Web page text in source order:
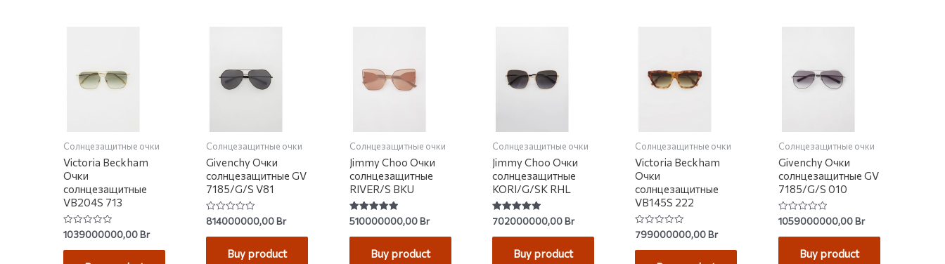
Солнцезащитные очки
Victoria Beckham
Очки
солнцезащитные
VB204S 713
Rated
0
out
1039000000,00Br
Солнцезащитные очки
Givenchy Очки
солнцезащитные GV
7185/G/S V81
Rated
0
out
814000000,00Br
Buy product
Солнцезащитные очки
Jimmy Choo Очки
солнцезащитные
RIVER/S BKU
Rated
5.00
out of 5
510000000,00Br
Buy product
Солнцезащитные очки
Jimmy Choo Очки
солнцезащитные
KORI/G/SK RHL
Rated
5.00
out of 5
702000000,00Br
Buy product
Солнцезащитные очки
Victoria Beckham
Очки
солнцезащитные
VB145S 222
Rated
0
out
799000000,00Br
Солнцезащитные очки
Givenchy Очки
солнцезащитные GV
7185/G/S 010
Rated
0
out
1059000000,00Br
Buy product